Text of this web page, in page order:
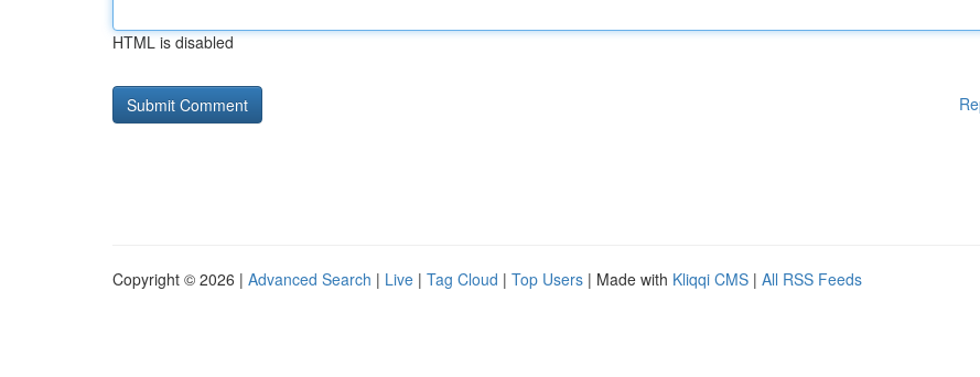
HTML is disabled
Copyright © 2026 | Advanced Search | Live | Tag Cloud | Top Users | Made with Kliqqi CMS | All RSS Feeds